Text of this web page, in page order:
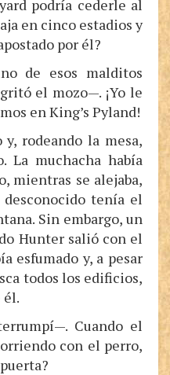
podría cederle al
en cinco estadios y
por él?
de esos malditos
el mozo—. ¡Yo le
en King’s Pyland!
rodeando la mesa,
La muchacha había
mientras se alejaba,
tenía el
Sin embargo, un
Hunter salió con el
esfumado y, a pesar
todos los edificios,
él.
Cuando el
con el perro,